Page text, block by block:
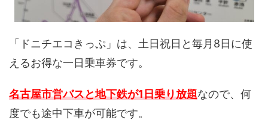
「ドニチエコきっぷ」は、土日祝日と毎月8日に使
えるお得な一日乗車券です。
名古屋市営バスと地下鉄が1日乗り放題なので、何
度でも途中下車が可能です。